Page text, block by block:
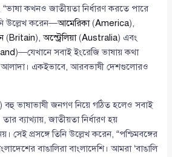
কখনও জাতীয়তা নির্ধারণ করতে পারে
উল্লেখ করেন—আমেরিকা(America),
(Britain),অস্ট্রেলিয়া(Australia) এবং
)—যেখানে সবাই ইংরেজি ভাষায় কথা
একইভাবে, আরবভাষী দেশগুলোরও
) বহু ভাষাভাষী জনগণ নিয়ে গঠিত হলেও সবাই
ব্যাখ্যায়, জাতীয়তা নির্ধারণ হয়
সেই প্রসঙ্গে তিনি উল্লেখ করেন, “পশ্চিমবঙ্গের
বাঙালিরা বাংলাদেশি। আমরা ‘বাঙালি